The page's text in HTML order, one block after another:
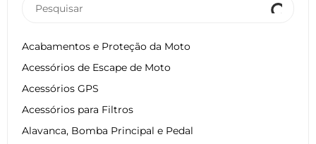
Acabamentos e Proteção da Moto
Acessórios de Escape de Moto
Acessórios GPS
Acessórios para Filtros
Alavanca, Bomba Principal e Pedal